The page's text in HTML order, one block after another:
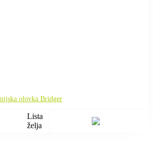
olovka Bridger
Lista
želja